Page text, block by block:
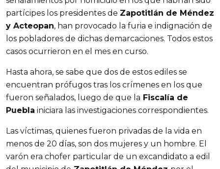
partícipes los presidentes de Zapotitlán de Méndez
y Acteopan, han provocado la furia e indignación de
los pobladores de dichas demarcaciones. Todos estos
casos ocurrieron en el mes en curso.
Hasta ahora, se sabe que dos de estos ediles se
encuentran prófugos tras los crímenes en los que
fueron señalados, luego de que la Fiscalía de
Puebla iniciara las investigaciones correspondientes.
Las víctimas, quienes fueron privadas de la vida en
menos de 20 días, son dos mujeres y un hombre. El
varón era chofer particular de un excandidato a edil